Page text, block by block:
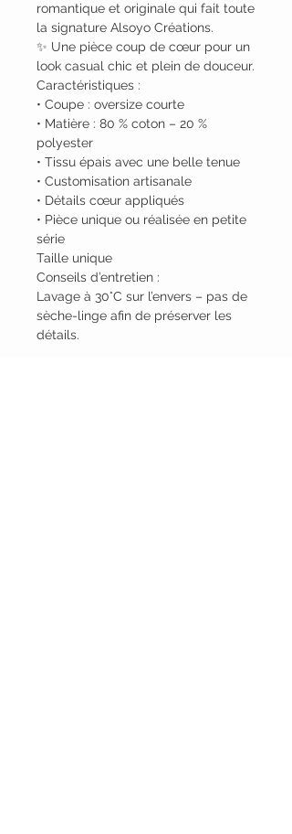
romantique et originale qui fait toute
la signature Alsoyo Créations.
✨ Une pièce coup de cœur pour un
look casual chic et plein de douceur.
Caractéristiques :
• Coupe : oversize courte
• Matière : 80 % coton – 20 %
polyester
• Tissu épais avec une belle tenue
• Customisation artisanale
• Détails cœur appliqués
• Pièce unique ou réalisée en petite
série
Taille unique
Conseils d’entretien :
Lavage à 30°C sur l’envers – pas de
sèche-linge afin de préserver les
détails.